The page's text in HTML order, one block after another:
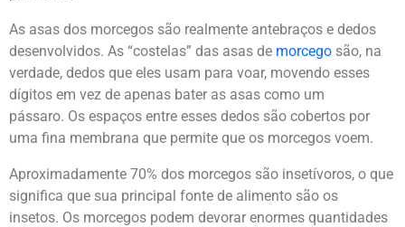
As asas dos morcegos são realmente antebraços e dedos
desenvolvidos. As “costelas” das asas de morcego são, na
verdade, dedos que eles usam para voar, movendo esses
dígitos em vez de apenas bater as asas como um
pássaro. Os espaços entre esses dedos são cobertos por
uma fina membrana que permite que os morcegos voem.
Aproximadamente 70% dos morcegos são insetívoros, o que
significa que sua principal fonte de alimento são os
insetos. Os morcegos podem devorar enormes quantidades